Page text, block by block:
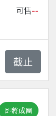
可售--
截止
即將成團